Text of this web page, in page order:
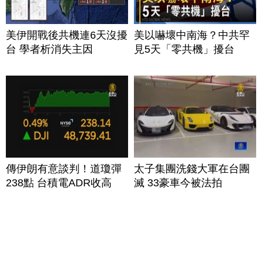
美伊開戰後共機連6天沒擾
台 學者析消失主因
美以嚇壞中南海？中共罕
見5天「零共機」擾台
傳伊朗有意談判！道瓊彈
238點 台積電ADR收高
太子集團洗錢大軍在台團
滅 33豪車今被法拍